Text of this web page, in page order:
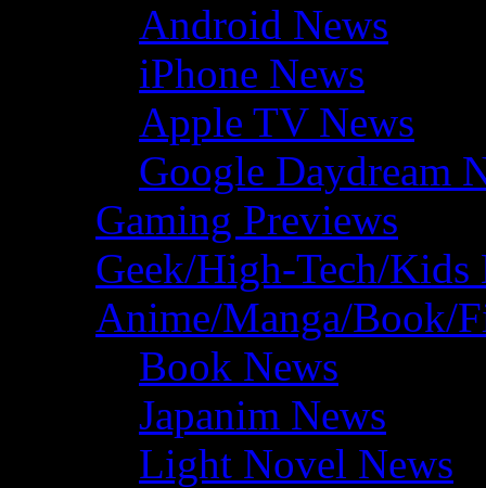
Android News
iPhone News
Apple TV News
Google Daydream
Gaming Previews
Geek/High-Tech/Kids
Anime/Manga/Book/
Book News
Japanim News
Light Novel News